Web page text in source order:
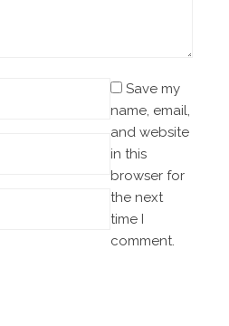
Save my
name, email,
and website
in this
browser for
the next
time I
comment.